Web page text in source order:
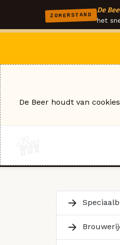
ZOMERSTAND
De
het
De Beer houdt van